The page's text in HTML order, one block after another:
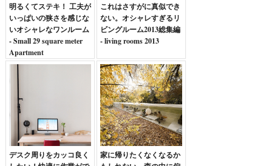
明るくてステキ！ 工夫が
いっぱいの狭さを感じな
いオシャレなワンルーム
- Small 29 square meter
Apartment
これはさすがに真似でき
ない。オシャレすぎるリ
ビングルーム2013総集編
- living rooms 2013
デスク周りをカッコ良く
家に帰りたくなくなるか